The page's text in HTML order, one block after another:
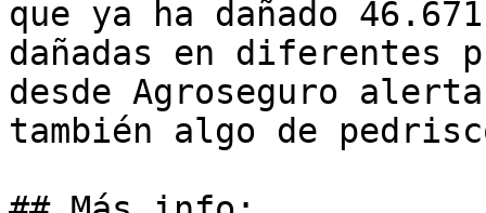
que ya ha dañado
dañadas en diferentes
desde Agroseguro
también algo de